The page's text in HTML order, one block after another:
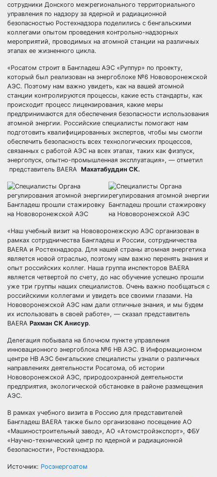
сотрудники Донского межрегионального территориального
управления по надзору за ядерной и радиационной
безопасностью Ростехнадзора поделились с бенгальскими
коллегами опытом проведения контрольно-надзорных
мероприятий, проводимых на атомной станции на различных
этапах ее жизненного цикла.
«Росатом строит в Бангладеш АЭС «Руппур» по проекту,
который был реализован на энергоблоке №6 Нововоронежской
АЭС. Поэтому нам важно увидеть, как на вашей атомной
станции контролируются процессы, какие есть стандарты, как
происходит процесс лицензирования, какие меры
предпринимаются для обеспечения безопасности использования
атомной энергии. Российские специалисты помогают нам
подготовить квалифицированных экспертов, чтобы мы смогли
обеспечить безопасность всех технологических процессов,
связанных с работой АЭС на всех этапах, таких как физпуск,
энергопуск, опытно-промышленная эксплуатация», — отметил
представитель BAERA Махатабуддин СК.
«Наш учебный визит на Нововоронежскую АЭС организован в
рамках сотрудничества Бангладеш и России, сотрудничества
BAERA и Ростехнадзора. Для нашей страны атомная энергетика
является новой отраслью, поэтому нам важно перенять знания и
опыт российских коллег. Наша группа инспекторов BAERA
является четвертой по счету, до нас обучение успешно прошли
уже три группы наших специалистов. Очень важно пообщаться с
российскими коллегами и увидеть все своими глазами. На
Нововоронежской АЭС нам дали отличные знания, и мы будем
их использовать в своей работе», — сказал представитель
BAERA Рахман СК Анисур.
Делегация побывала на блочном пункте управления
инновационного энергоблока №6 НВ АЭС. В Информационном
центре НВ АЭС бенгальские специалисты узнали о различных
направлениях деятельности Росатома, об истории
Нововоронежской АЭС, природоохранной деятельности
предприятия, экологической обстановке в районе размещения
АЭС.
В рамках учебного визита в Россию для представителей
Бангладеш BAERA также было организовано посещение АО
«Машиностроительный завод», АО «Атомстройэкспорт», ФБУ
«Научно-технический центр по ядерной и радиационной
безопасности», Ростехнадзора.
Источник: Росэнергоатом